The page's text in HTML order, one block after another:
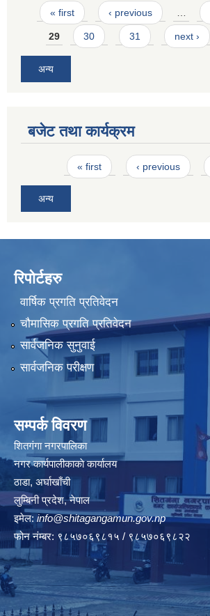
Pages
« first ‹ previous …
29 30 31 next ›
अन्य
बजेट तथा कार्यक्रम
Pages« first ‹ previous
अन्य
रिपोर्टहरु
वार्षिक प्रगति प्रतिवेदन
चौमासिक प्रगति प्रतिवेदन
सार्वजनिक सुनुवाई
सार्वजनिक परीक्षण
सम्पर्क विवरण
शितगंगा नगरपालिका
नगर कार्यपालीकाकाे कार्यालय
ठाडा, अर्घाखाँची
लुम्बिनी प्रदेश, नेपाल
इमेल: info@shitagangamun.gov.np
फोन नंम्बर: ९८५७०६९८१५ / ९८५७०६९८२२